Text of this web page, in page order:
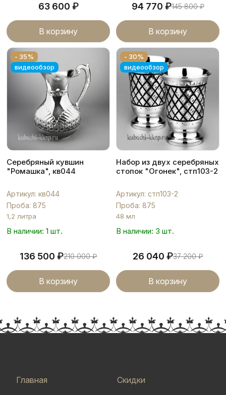
63 600 ₽
В корзину
94 770 ₽145 800₽
В корзину
- 35%
видеообзор
Серебряный кувшин
"Ромашка", кв044
Артикул: кв044
Проба: 875
1,2 литра
В наличии: 1 шт.
136 500 ₽210 000₽
В корзину
- 30%
видеообзор
Набор из двух серебряных
стопок "Огонек", стп103-2
Артикул: стп103-2
Проба: 875
48 мл
В наличии: 3 шт.
26 040 ₽37 200₽
В корзину
Главная Скидки